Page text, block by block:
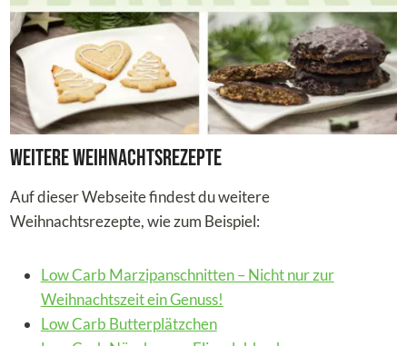
Weitere Weihnachtsrezepte
Auf dieser Webseite findest du weitere
Weihnachtsrezepte, wie zum Beispiel:
Low Carb Marzipanschnitten – Nicht nur zur
Weihnachtszeit ein Genuss!
Low Carb Butterplätzchen